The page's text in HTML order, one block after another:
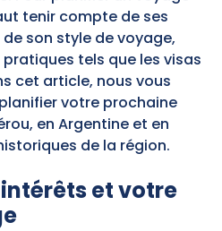
tenir compte de ses
son style de voyage,
tels que les visas
cet article, nous vous
votre prochaine
en Argentine et en
de la région.
et votre